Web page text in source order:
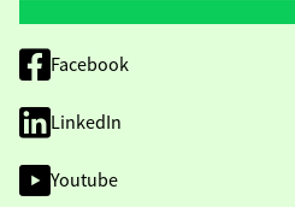
Facebook
LinkedIn
Youtube